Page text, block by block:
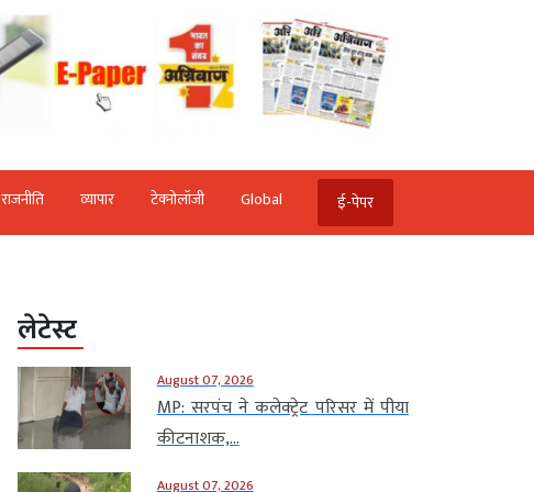
राजनीति व्‍यापार टेक्‍नोलॉजी Global ई-पेपर
लेटेस्ट
August 07, 2026
MP: सरपंच ने कलेक्ट्रेट परिसर में पीया
कीटनाशक,...
August 07, 2026